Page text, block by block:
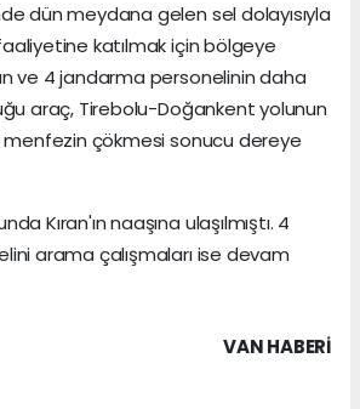
dün meydana gelen sel dolayısıyla
katılmak için bölgeye
ve 4 jandarma personelinin daha
araç, Tirebolu-Doğankent yolunun
menfezin çökmesi sonucu dereye
Kıran'ın naaşına ulaşılmıştı. 4
arama çalışmaları ise devam
VAN HABERİ